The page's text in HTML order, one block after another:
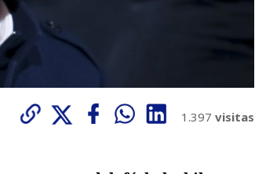
1.397 visitas